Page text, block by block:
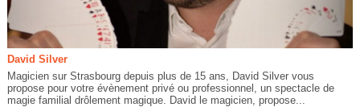
David Silver
Magicien sur Strasbourg depuis plus de 15 ans, David Silver vous
propose pour votre évènement privé ou professionnel, un spectacle de
magie familial drôlement magique. David le magicien, propose...